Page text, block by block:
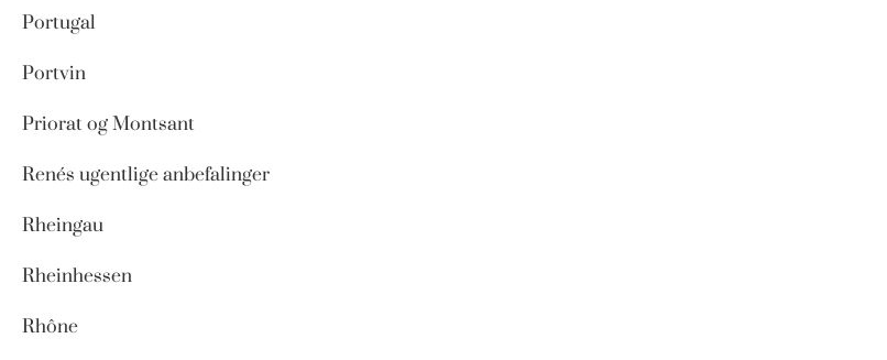
Portugal
Portvin
Priorat og Montsant
Renés ugentlige anbefalinger
Rheingau
Rheinhessen
Rhône